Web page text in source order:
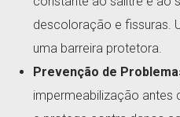
descoloração e fissuras.
uma barreira protetora.
Prevenção de
impermeabilização antes